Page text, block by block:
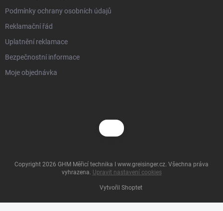
Podmínky ochrany osobních údajů
Reklamační řád
Uplatnění reklamace
Bezpečnostní informace
Moje objednávka
Vytvořil Shoptet
Copyright 2026 GHM Měřicí technika I www.greisinger.cz. Všechna práva
vyhrazena. Upravit nastavení cookies